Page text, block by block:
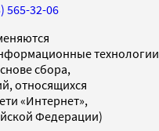
565-32-06
технологии
сбора,
относящихся
«Интернет»,
Федерации)